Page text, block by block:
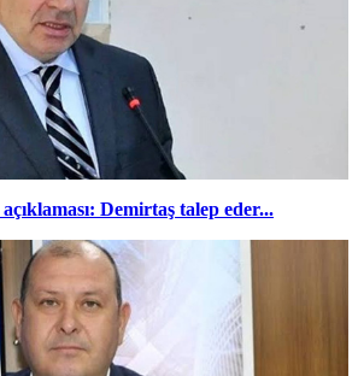
Demirtaş talep eder...